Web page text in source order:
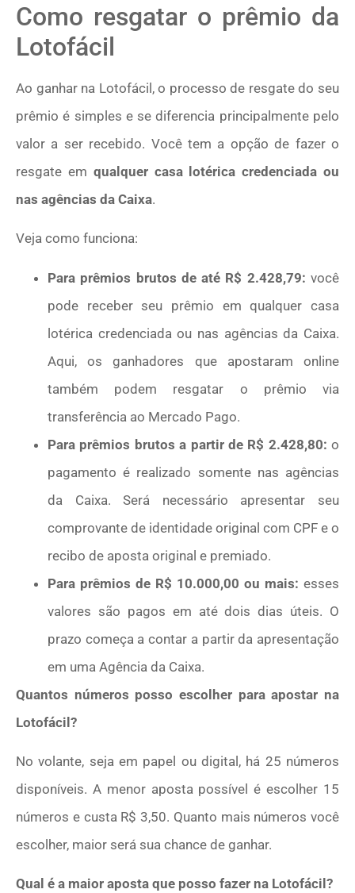
Como resgatar o prêmio da
Lotofácil
Ao ganhar na Lotofácil, o processo de resgate do seu
prêmio é simples e se diferencia principalmente pelo
valor a ser recebido. Você tem a opção de fazer o
resgate em qualquer casa lotérica credenciada ou
nas agências da Caixa.
Veja como funciona:
Para prêmios brutos de até R$ 2.428,79: você
pode receber seu prêmio em qualquer casa
lotérica credenciada ou nas agências da Caixa.
Aqui, os ganhadores que apostaram online
também podem resgatar o prêmio via
transferência ao Mercado Pago.
Para prêmios brutos a partir de R$ 2.428,80: o
pagamento é realizado somente nas agências
da Caixa. Será necessário apresentar seu
comprovante de identidade original com CPF e o
recibo de aposta original e premiado.
Para prêmios de R$ 10.000,00 ou mais: esses
valores são pagos em até dois dias úteis. O
prazo começa a contar a partir da apresentação
em uma Agência da Caixa.
Quantos números posso escolher para apostar na
Lotofácil?
No volante, seja em papel ou digital, há 25 números
disponíveis. A menor aposta possível é escolher 15
números e custa R$ 3,50. Quanto mais números você
escolher, maior será sua chance de ganhar.
Qual é a maior aposta que posso fazer na Lotofácil?